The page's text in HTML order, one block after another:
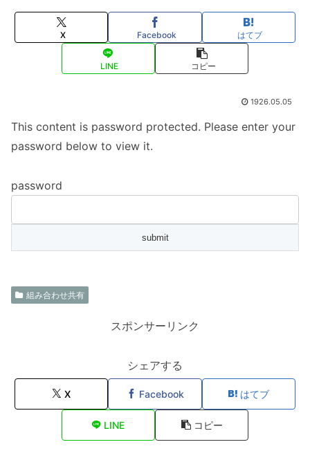
X Facebook はてブ
LINE コピー
1926.05.05
This content is password protected. Please enter your
password below to view it.
password
組み合わせ共有
スポンサーリンク
シェアする
X Facebook はてブ
LINE コピー